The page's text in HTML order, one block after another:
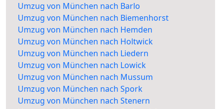
Umzug von München nach Barlo
Umzug von München nach Biemenhorst
Umzug von München nach Hemden
Umzug von München nach Holtwick
Umzug von München nach Liedern
Umzug von München nach Lowick
Umzug von München nach Mussum
Umzug von München nach Spork
Umzug von München nach Stenern